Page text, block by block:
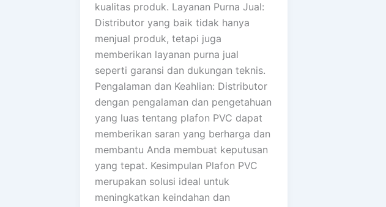
kualitas produk. Layanan Purna Jual:
Distributor yang baik tidak hanya
menjual produk, tetapi juga
memberikan layanan purna jual
seperti garansi dan dukungan teknis.
Pengalaman dan Keahlian: Distributor
dengan pengalaman dan pengetahuan
yang luas tentang plafon PVC dapat
memberikan saran yang berharga dan
membantu Anda membuat keputusan
yang tepat. Kesimpulan Plafon PVC
merupakan solusi ideal untuk
meningkatkan keindahan dan